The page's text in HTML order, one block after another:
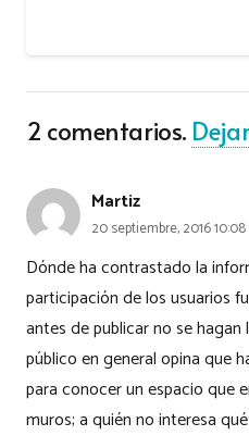
2 comentarios.
Martiz
20 septiembre, 2016 10:08
Dónde ha contrastado la
participación de los usuarios
antes de publicar no se
público en general opina que
para conocer un espacio que
muros; a quién no interesa